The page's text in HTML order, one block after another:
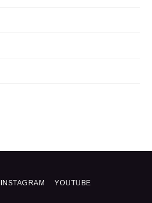
INSTAGRAM YOUTUBE